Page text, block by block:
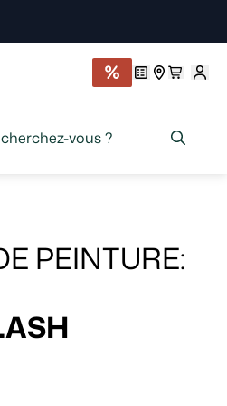
PEINTURE: